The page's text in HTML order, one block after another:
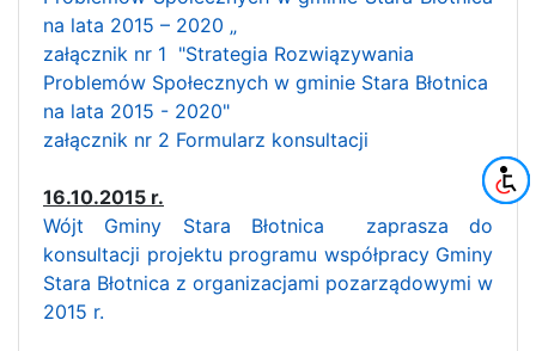
na lata 2015 – 2020 „
załącznik nr 1 "Strategia Rozwiązywania
Problemów Społecznych w gminie Stara Błotnica
na lata 2015 - 2020"
załącznik nr 2 Formularz konsultacji
16.10.2015 r.
Wójt Gminy Stara Błotnica zaprasza do
konsultacji projektu programu współpracy Gminy
Stara Błotnica z organizacjami pozarządowymi w
2015 r.